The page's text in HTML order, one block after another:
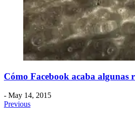
Cómo Facebook acaba algunas
- May 14, 2015
Previous